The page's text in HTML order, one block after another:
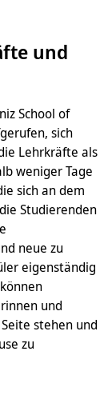
und
School of
sich
Lehrkräfte als
weniger Tage
sich an dem
Studierenden
neue zu
eigenständig
und
stehen und
zu